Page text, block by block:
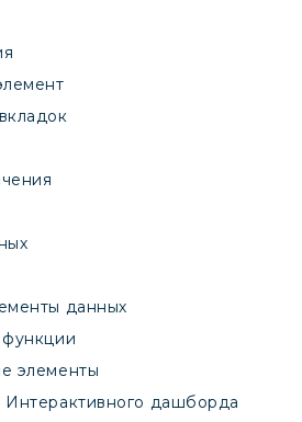
данных
функции
элементы
Интерактивного дашборда